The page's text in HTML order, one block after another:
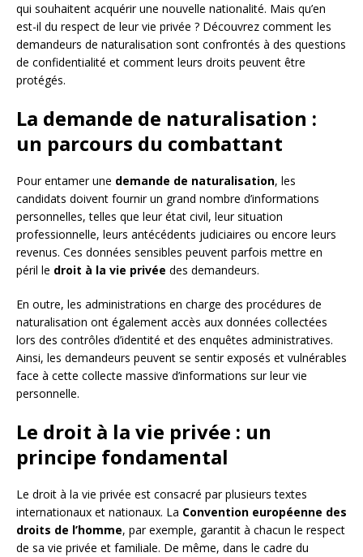
qui souhaitent acquérir une nouvelle nationalité. Mais qu’en
est-il du respect de leur vie privée ? Découvrez comment les
demandeurs de naturalisation sont confrontés à des questions
de confidentialité et comment leurs droits peuvent être
protégés.
La demande de naturalisation :
un parcours du combattant
Pour entamer une demande de naturalisation, les
candidats doivent fournir un grand nombre d’informations
personnelles, telles que leur état civil, leur situation
professionnelle, leurs antécédents judiciaires ou encore leurs
revenus. Ces données sensibles peuvent parfois mettre en
péril le droit à la vie privée des demandeurs.
En outre, les administrations en charge des procédures de
naturalisation ont également accès aux données collectées
lors des contrôles d’identité et des enquêtes administratives.
Ainsi, les demandeurs peuvent se sentir exposés et vulnérables
face à cette collecte massive d’informations sur leur vie
personnelle.
Le droit à la vie privée : un
principe fondamental
Le droit à la vie privée est consacré par plusieurs textes
internationaux et nationaux. La Convention européenne des
droits de l’homme, par exemple, garantit à chacun le respect
de sa vie privée et familiale. De même, dans le cadre du